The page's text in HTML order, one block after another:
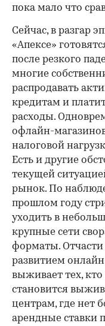
пока мало что
Сейчас, в разгар
«Апексе»
после резкого
многие
распродавать
кредитам и
расходы.
офлайн-
налоговой
Есть и другие
текущей
рынок. По
прошлом году
уходить в
крупные сети
форматы. Отчасти
развитием
выживает тех,
становится
центрам, где нет
арендные ставки